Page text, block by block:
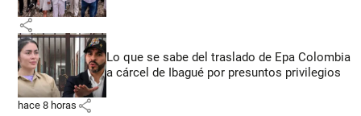
share
Lo que se sabe del traslado de Epa Colombia
a cárcel de Ibagué por presuntos privilegios
hace 8 horas share